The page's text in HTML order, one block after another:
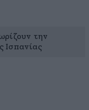
την
Ισπανίας